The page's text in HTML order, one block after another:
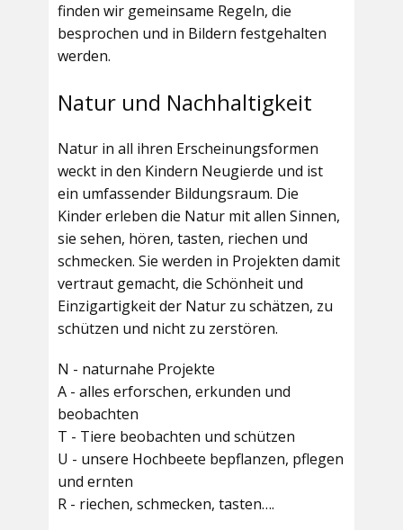
finden wir gemeinsame Regeln, die
besprochen und in Bildern festgehalten
werden.
Natur und Nachhaltigkeit
Natur in all ihren Erscheinungsformen
weckt in den Kindern Neugierde und ist
ein umfassender Bildungsraum. Die
Kinder erleben die Natur mit allen Sinnen,
sie sehen, hören, tasten, riechen und
schmecken. Sie werden in Projekten damit
vertraut gemacht, die Schönheit und
Einzigartigkeit der Natur zu schätzen, zu
schützen und nicht zu zerstören.
N - naturnahe Projekte
A - alles erforschen, erkunden und
beobachten
T - Tiere beobachten und schützen
U - unsere Hochbeete bepflanzen, pflegen
und ernten
R - riechen, schmecken, tasten….